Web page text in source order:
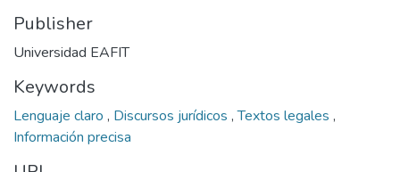
Publisher
Universidad EAFIT
Keywords
Lenguaje claro , Discursos jurídicos ,Textos legales ,
Información precisa